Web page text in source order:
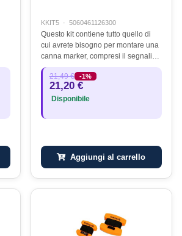
KKIT5 · 5060461126300
Questo kit contiene tutto quello di
cui avrete bisogno per montare una
canna marker, compresi il segnalino
SLR, il Marker Stem e il Marker
Lead Probe. Il SLR Marker Float è
super galleggiante e…
21,49 € -1%
21,20 €
Disponibile
Aggiungi al carrello